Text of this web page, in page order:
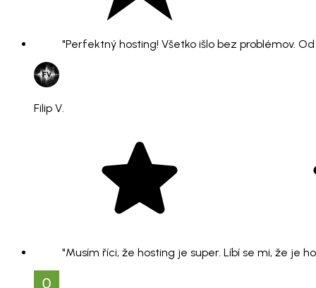
"Perfektný hosting! Všetko išlo bez problémov.
Filip V.
"Musím říci, že hosting je super. Líbí se mi, že je